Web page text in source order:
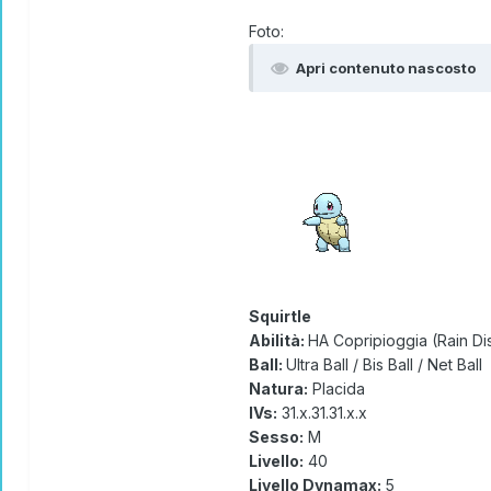
Foto:
Apri contenuto nascosto
Squirtle
Abilità: HA Copripioggia (Rain
Ball: Ultra Ball / Bis Ball / Net Ball
Natura: Placida
IVs: 31.x.31.31.x.x
Sesso: M
Livello: 40
Livello Dynamax: 5